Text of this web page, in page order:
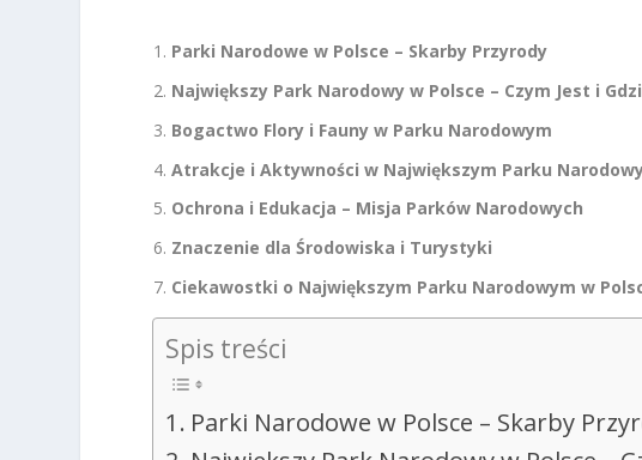
Parki Narodowe w Polsce – Skarby Przyrody
Największy Park Narodowy w Polsce – Czym Jest i
Bogactwo Flory i Fauny w Parku Narodowym
Atrakcje i Aktywności w Największym Parku
Ochrona i Edukacja – Misja Parków Narodowych
Znaczenie dla Środowiska i Turystyki
Ciekawostki o Największym Parku Narodowym w
Spis treści
Parki Narodowe w Polsce – Skarby